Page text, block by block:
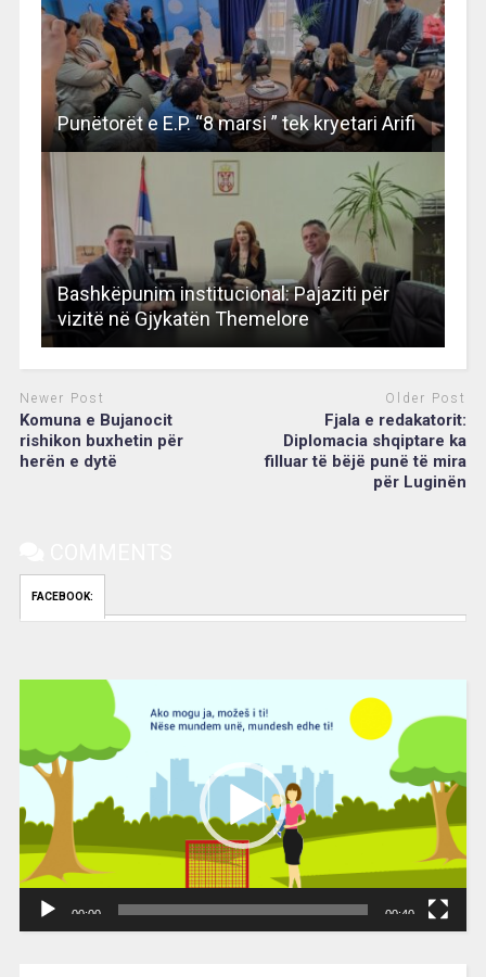
Punëtorët e E.P. “8 marsi ” tek kryetari Arifi
Bashkëpunim institucional: Pajaziti për
vizitë në Gjykatën Themelore
Newer Post
Komuna e Bujanocit
rishikon buxhetin për
herën e dytë
Older Post
Fjala e redakatorit:
Diplomacia shqiptare ka
filluar të bëjë punë të mira
për Luginën
FACEBOOK:
00:00 00:40